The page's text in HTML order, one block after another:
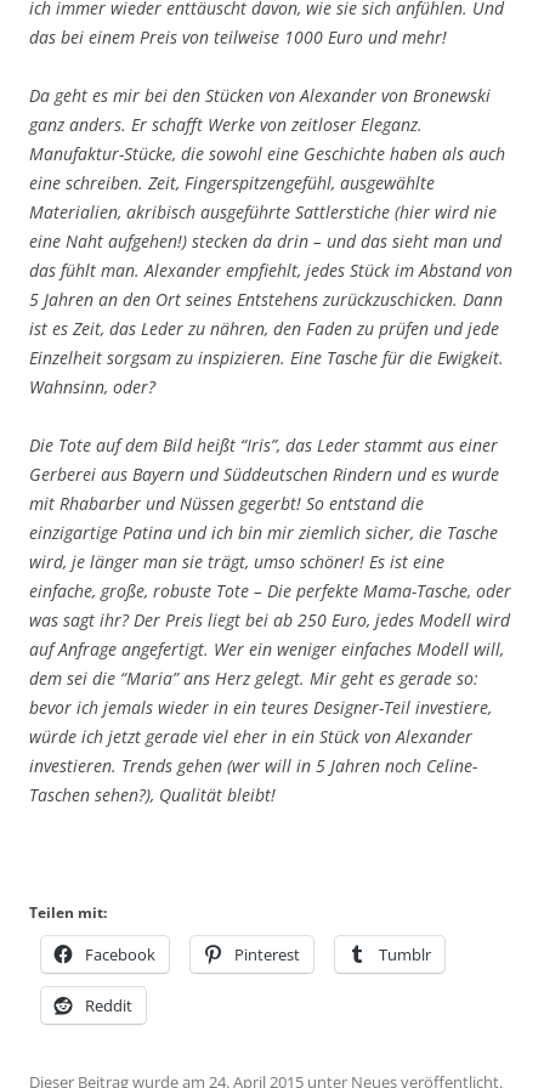
ich immer wieder enttäuscht davon, wie sie sich anfühlen. Und
das bei einem Preis von teilweise 1000 Euro und mehr!
Da geht es mir bei den Stücken von Alexander von Bronewski
ganz anders. Er schafft Werke von zeitloser Eleganz.
Manufaktur-Stücke, die sowohl eine Geschichte haben als auch
eine schreiben. Zeit, Fingerspitzengefühl, ausgewählte
Materialien, akribisch ausgeführte Sattlerstiche (hier wird nie
eine Naht aufgehen!) stecken da drin – und das sieht man und
das fühlt man. Alexander empfiehlt, jedes Stück im Abstand von
5 Jahren an den Ort seines Entstehens zurückzuschicken. Dann
ist es Zeit, das Leder zu nähren, den Faden zu prüfen und jede
Einzelheit sorgsam zu inspizieren. Eine Tasche für die Ewigkeit.
Wahnsinn, oder?
Die Tote auf dem Bild heißt “Iris”, das Leder stammt aus einer
Gerberei aus Bayern und Süddeutschen Rindern und es wurde
mit Rhabarber und Nüssen gegerbt! So entstand die
einzigartige Patina und ich bin mir ziemlich sicher, die Tasche
wird, je länger man sie trägt, umso schöner! Es ist eine
einfache, große, robuste Tote – Die perfekte Mama-Tasche, oder
was sagt ihr? Der Preis liegt bei ab 250 Euro, jedes Modell wird
auf Anfrage angefertigt. Wer ein weniger einfaches Modell will,
dem sei die “Maria” ans Herz gelegt. Mir geht es gerade so:
bevor ich jemals wieder in ein teures Designer-Teil investiere,
würde ich jetzt gerade viel eher in ein Stück von Alexander
investieren. Trends gehen (wer will in 5 Jahren noch Celine-
Taschen sehen?), Qualität bleibt!
Teilen mit:
Facebook Pinterest Tumblr
Reddit
Dieser Beitrag wurde am 24. April 2015 unter Neuesveröffentlicht.